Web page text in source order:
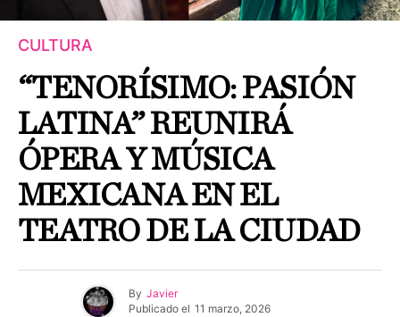
CULTURA
“TENORÍSIMO: PASIÓN
LATINA” REUNIRÁ
ÓPERA Y MÚSICA
MEXICANA EN EL
TEATRO DE LA CIUDAD
By Javier
Publicado el 11 marzo, 2026